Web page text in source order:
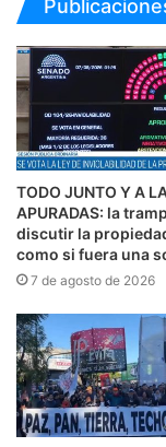
TODO JUNTO Y A
APURADAS: la
discutir la
como si fuera una
7 de agosto de 2026